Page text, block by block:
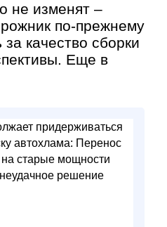
не изменят –
по-прежнему
за качество сборки
Еще в